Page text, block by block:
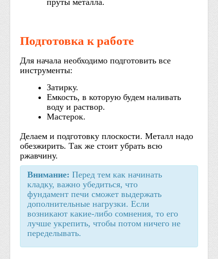
пруты металла.
Подготовка к работе
Для начала необходимо подготовить все
инструменты:
Затирку.
Емкость, в которую будем наливать
воду и раствор.
Мастерок.
Делаем и подготовку плоскости. Металл надо
обезжирить. Так же стоит убрать всю
ржавчину.
Внимание: Перед тем как начинать
кладку, важно убедиться, что
фундамент печи сможет выдержать
дополнительные нагрузки. Если
возникают какие-либо сомнения, то его
лучше укрепить, чтобы потом ничего не
переделывать.